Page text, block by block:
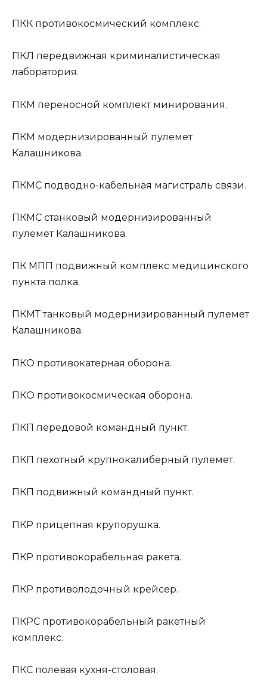
ПКК противокосмический комплекс.
ПКЛ передвижная криминалистическая
лаборатория.
ПКМ переносной комплект минирования.
ПКМ модернизированный пулемет
Калашникова.
ПКМС подводно-кабельная магистраль связи.
ПКМС станковый модернизированный
пулемет Калашникова.
ПК МПП подвижный комплекс медицинского
пункта полка.
ПКМТтанковый модернизированный пулемет
Калашникова.
ПКО противокатерная оборона.
ПКО противокосмическая оборона.
ПКП передовой командный пункт.
ПКП пехотный крупнокалиберный пулемет.
ПКП подвижный командный пункт.
ПКР прицепная крупорушка.
ПКР противокорабельная ракета.
ПКР противолодочный крейсер.
ПКРС противокорабельный ракетный
комплекс.
ПКС полевая кухня-столовая.